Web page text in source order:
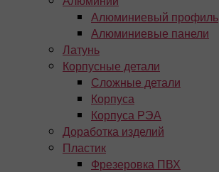
Алюминиевый профиль
Алюминиевые панели
Латунь
Корпусные детали
Сложные детали
Корпуса
Корпуса РЭА
Доработка изделий
Пластик
Фрезеровка ПВХ